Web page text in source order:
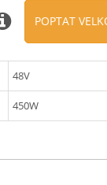
POPTAT
48V
450W